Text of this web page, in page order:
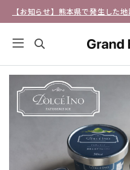
【お知らせ】熊本県で発生した